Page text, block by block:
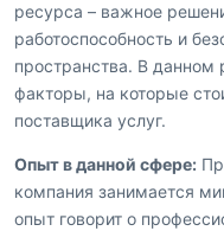
ресурса – важное
работоспособность и
пространства. В
факторы, на которые
поставщика услуг.
Опыт в данной сфере:
компания занимается
опыт говорит о